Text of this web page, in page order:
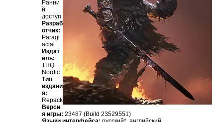
Ранни
й
доступ
Разраб
отчик:
Paragl
acial
Издат
ель:
THQ
Nordic
Тип
издани
я:
Repack
Верси
я игры: 23487 (Build 23529551)